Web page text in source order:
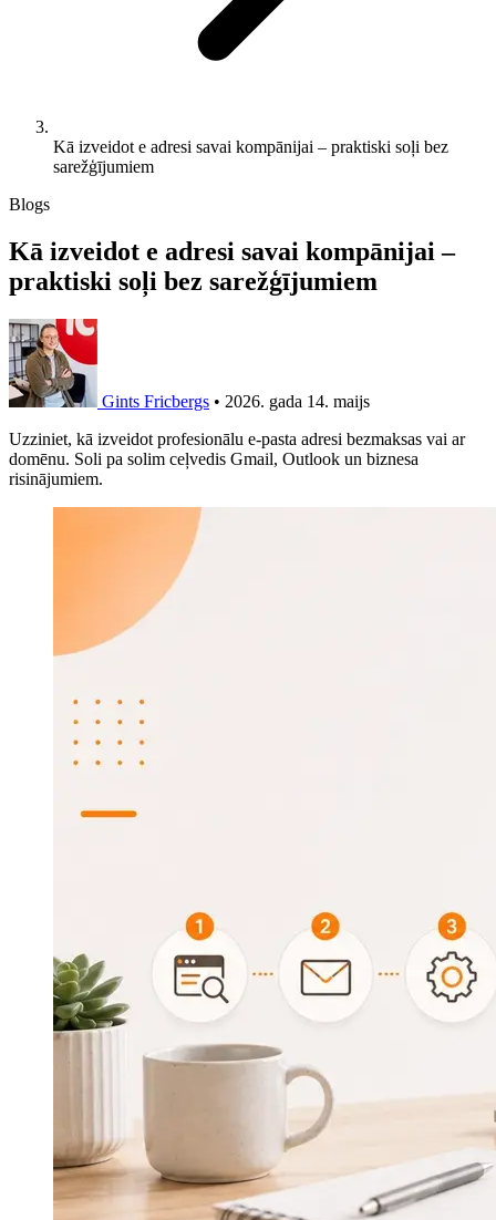
Kā izveidot e adresi savai kompānijai – praktiski soļi bez
sarežģījumiem
Blogs
Kā izveidot e adresi savai kompānijai –
praktiski soļi bez sarežģījumiem
Gints Fricbergs • 2026. gada 14. maijs
Uzziniet, kā izveidot profesionālu e-pasta adresi bezmaksas vai ar
domēnu. Soli pa solim ceļvedis Gmail, Outlook un biznesa
risinājumiem.